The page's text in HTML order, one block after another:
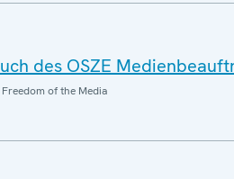
des OSZE
of the Media